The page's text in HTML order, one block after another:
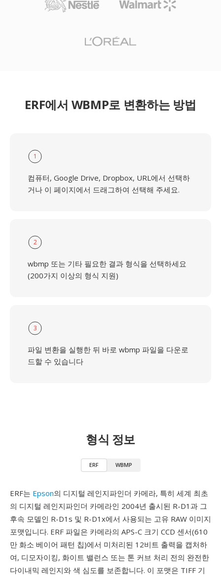
ERF에서 WBMP로 변환하는 방법
1
컴퓨터, Google Drive, Dropbox, URL에서 선택하
거나 이 페이지에서 드래그하여 선택해 주세요.
2
wbmp 또는 기타 필요한 결과 형식을 선택하세요
(200가지 이상의 형식 지원)
3
파일 변환을 실행한 뒤 바로 wbmp 파일을 다운로
드할 수 있습니다
형식 정보
ERF WBMP
ERF는 Epson의 디지털 레인지파인더 카메라, 특히 세계 최초
의 디지털 레인지파인더 카메라인 2004년 출시된 R-D1과 그
후속 모델인 R-D1s 및 R-D1x에서 사용되는 고유 RAW 이미지
포맷입니다. ERF 파일은 카메라의 APS-C 크기 CCD 센서(610
만 화소 베이어 패턴 칩)에서 미처리된 12비트 출력을 캡처하
여, 디모자이킹, 화이트 밸런스 또는 톤 커브 처리 전의 완전한
다이내믹 레인지와 색 심도를 보존합니다. 이 포맷은 TIFF 기